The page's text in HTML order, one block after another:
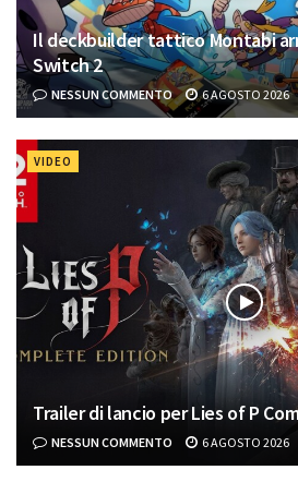
Il deckbuilder tattico Montabi
Switch 2
NESSUN COMMENTO 6 AGOSTO 2026
VIDEO
Trailer di lancio per Lies of P
NESSUN COMMENTO 6 AGOSTO 2026